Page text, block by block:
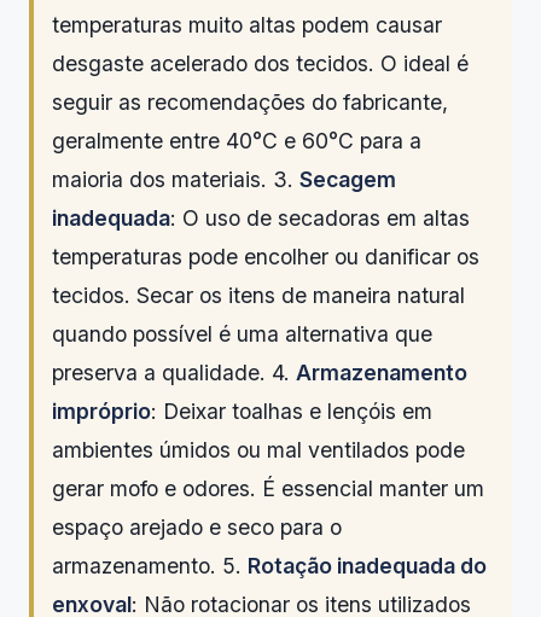
temperaturas muito altas podem causar
desgaste acelerado dos tecidos. O ideal é
seguir as recomendações do fabricante,
geralmente entre 40°C e 60°C para a
maioria dos materiais. 3. Secagem
inadequada: O uso de secadoras em altas
temperaturas pode encolher ou danificar os
tecidos. Secar os itens de maneira natural
quando possível é uma alternativa que
preserva a qualidade. 4. Armazenamento
impróprio: Deixar toalhas e lençóis em
ambientes úmidos ou mal ventilados pode
gerar mofo e odores. É essencial manter um
espaço arejado e seco para o
armazenamento. 5. Rotação inadequada do
enxoval: Não rotacionar os itens utilizados